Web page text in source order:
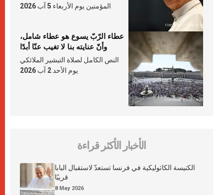
المؤمنين يوم الأربعاء 5 آب 2026
عطاء الرّبّ يسوع هو عطاء شامل،
وأنّ عنايته بنا لا تغيب عنّا أبدًا
النص الكامل لصلاة التبشير الملائكي
يوم الأحد 2 آب 2026
الأخبار الأكثر قراءة
الكنيسة الكاثوليكية في فرنسا تستعدّ لاستقبال البابا
قريبًا
8 May 2026